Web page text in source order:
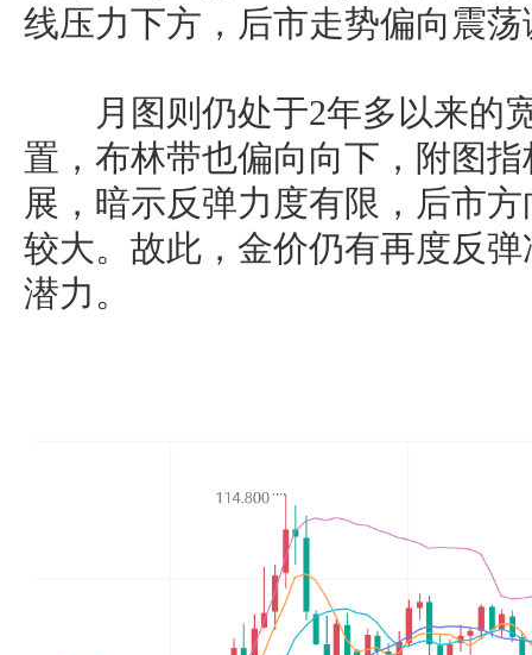
线压力下方，后市走势偏向震
月图则仍处于2年多以来的
置，布林带也偏向向下，附图
展，暗示反弹力度有限，后市
较大。故此，金价仍有再度反
潜力。